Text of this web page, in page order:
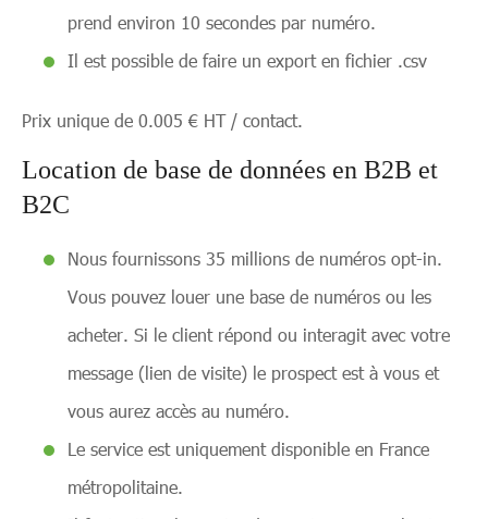
prend environ 10 secondes par numéro.
Il est possible de faire un export en fichier .csv
Prix unique de 0.005 € HT / contact.
Location de base de données en B2B et
B2C
Nous fournissons 35 millions de numéros opt-in.
Vous pouvez louer une base de numéros ou les
acheter. Si le client répond ou interagit avec votre
message (lien de visite) le prospect est à vous et
vous aurez accès au numéro.
Le service est uniquement disponible en France
métropolitaine.